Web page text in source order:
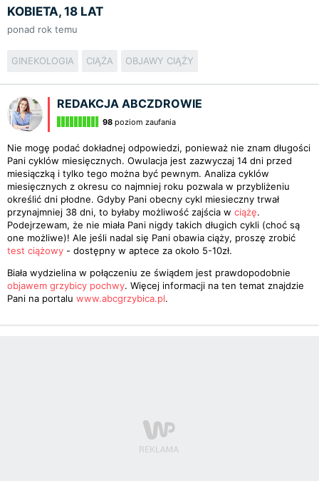
KOBIETA, 18 LAT
ponad rok temu
GINEKOLOGIA CIĄŻA OBJAWY CIĄŻY
REDAKCJA ABCZDROWIE
98 poziom zaufania
Nie mogę podać dokładnej odpowiedzi, ponieważ nie znam długości
Pani cyklów miesięcznych. Owulacja jest zazwyczaj 14 dni przed
miesiączką i tylko tego można być pewnym. Analiza cyklów
miesięcznych z okresu co najmniej roku pozwala w przybliżeniu
określić dni płodne. Gdyby Pani obecny cykl miesieczny trwał
przynajmniej 38 dni, to byłaby możliwość zajścia w ciążę.
Podejrzewam, że nie miała Pani nigdy takich długich cykli (choć są
one możliwe)! Ale jeśli nadal się Pani obawia ciąży, proszę zrobić
test ciążowy - dostępny w aptece za około 5-10zł.
Biała wydzielina w połączeniu ze świądem jest prawdopodobnie
objawem grzybicy pochwy. Więcej informacji na ten temat znajdzie
Pani na portalu www.abcgrzybica.pl.